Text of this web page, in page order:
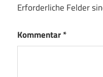
Erforderliche Felder
Kommentar*